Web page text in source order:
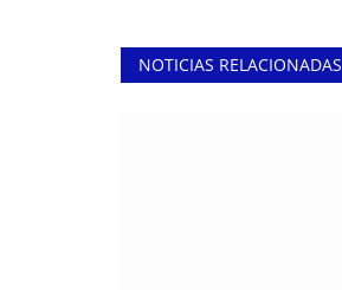
NOTICIAS RELACIONADAS